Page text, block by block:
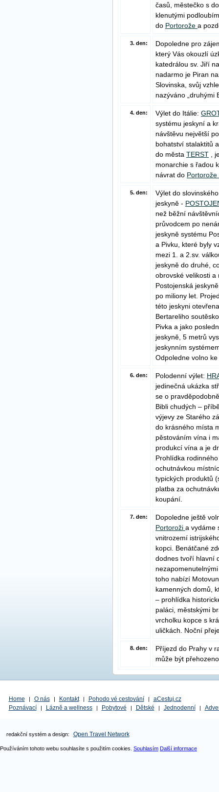
časů, městečko s
klenutými
do Portorože a
3. den:
Dopoledne pro
který Vás okouzlí
katedrálou sv. Jiří
nadarmo je Piran
Slovinska, svůj
nazýváno „druhými
4. den: Výlet do Itálie:
systému jeskyní a
návštěvu největší
bohatství stalaktitů
do města TERST ,
monarchie s řadou
návrat do Portorože
5. den:
Výlet do
jeskyně -
než běžní
průvodcem po
jeskyně systému
a Pivku, které byly
mezi 1. a 2.sv.
jeskyně do druhé,
obrovské velikosti a
Postojenská
po miliony let.
této jeskyni
Bertareliho
Pivka a jako
jeskyně, 5 metrů
jeskynním
Odpoledne volno
6. den: Polodenní výlet:
jedinečná ukázka
se o
Bibli chudých –
výjevy ze Starého
do krásného místa
pěstováním vína i
produkcí vína a je
Prohlídka
ochutnávkou
typických produktů
platba za
koupání.
7. den:
Dopoledne ještě
Portoroži a vydáme
vnitrozemí
kopci. Benátčané
dodnes tvoří hlavní
toho nabízí
kamenných domů,
– prohlídka
paláci, městskými
vrcholku kopce s
uličkách. Noční
8. den:
Příjezd do Prahy v
může být
Home | O nás | Kontakt | Pohodo vé cestování |
aCestuj.cz
Poznávací
| Lázně a wellness | Pobytové | Dětské | Jednodenní |
redakční systém a design: Open Travel Network
Používáním tohoto webu souhlasíte s použitím cookies. Souhlasím Další informace